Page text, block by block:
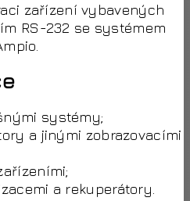
domu
zařízení vybavených
RS-232 se systémem
systémy;
a jinými zobrazovacími
a rekuperátory.